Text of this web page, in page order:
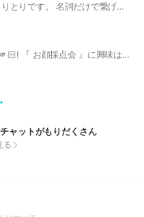
ひらがな、カタカナ でのしりとりです。 名詞だけで繋げます。しりとり しりとり#しりとり#しりとりゲーム
今目が合ったそこのあなた🫵🏻! 『 お顔採点会 』に興味はありませんか? ここは自分のお顔を採点してもらうところ! 1〜100で採点します‪⸜‪‪‪‪‪︎👍‪‪︎⸝‬‬‬‬‬‬‬‬ お世辞は一切含みません! 事実を伝えさせていただくので採点内容で傷ついても自己責任でお願いします🙏🏻 ̖́- 採点してもらうお顔は加工でも大丈夫!顔の1部分でも採点します🙇🏻‍♀️ ̖́- あ、拾い画はダメだからね？笑 お顔に自信がない方でも大丈夫👌🏻⸝⋆ お顔が可愛くないと思っていても意外に可愛いかもですよ🪄💞 見るだけでもおっけーです！ また、雰囲気だけとか日常の投稿とかでも🙆‍♀️ ノートは好きに使ってください‼️ ここのオプでは雑談したりもします🤟💞 メンバーはみんな『友達』です！ 入ってきて早々タメ口でも🙆‍♀️ 入ってくれたらすごーく喜びます🙌🏻 じゃあ採点会場でお待ちしてます🙇🏻‍♀️ #顔採点
ャットがもりだくさん
る